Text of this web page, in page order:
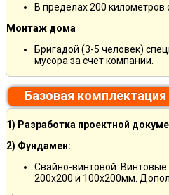
В пределах 200
Монтаж дома
Бригадой (3-5 человек)
мусора за счет компании.
Базовая
1) Разработка проектной
2) Фундамен:
Свайно-винтовой:
200х200 и 100х200мм.